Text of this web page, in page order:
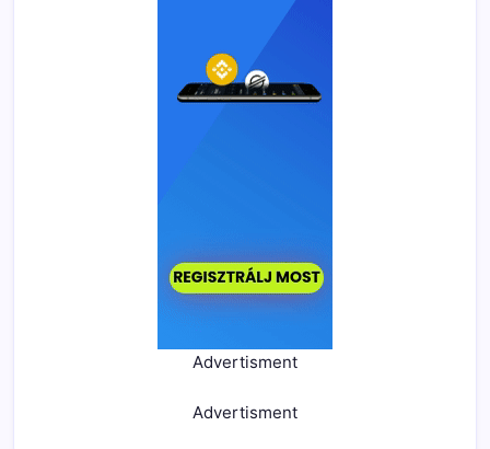
Advertisment
Advertisment